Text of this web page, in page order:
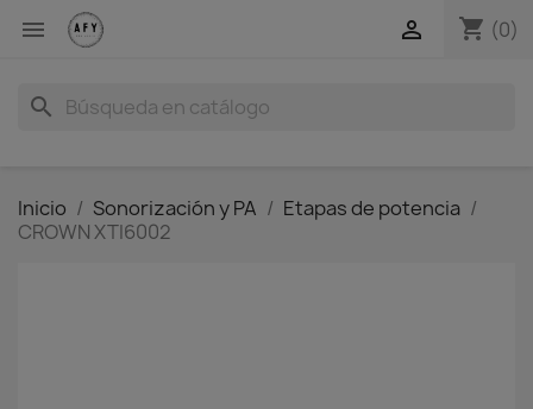
 shopping_cart (0)

search
Inicio Sonorización y PA
Etapas de potencia
CROWN XTI6002